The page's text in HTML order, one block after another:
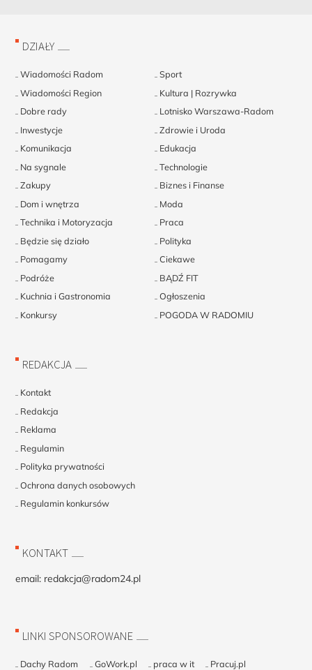
DZIAŁY
Wiadomości Radom
Sport
Wiadomości Region
Kultura | Rozrywka
Dobre rady
Lotnisko Warszawa-Radom
Inwestycje
Zdrowie i Uroda
Komunikacja
Edukacja
Na sygnale
Technologie
Zakupy
Biznes i Finanse
Dom i wnętrza
Moda
Technika i Motoryzacja
Praca
Będzie się działo
Polityka
Pomagamy
Ciekawe
Podróże
BĄDŹ FIT
Kuchnia i Gastronomia
Ogłoszenia
Konkursy
POGODA W RADOMIU
REDAKCJA
Kontakt
Redakcja
Reklama
Regulamin
Polityka prywatności
Ochrona danych osobowych
Regulamin konkursów
KONTAKT
email: redakcja@radom24.pl
LINKI SPONSOROWANE
Dachy Radom GoWork.pl praca w it Pracuj.pl